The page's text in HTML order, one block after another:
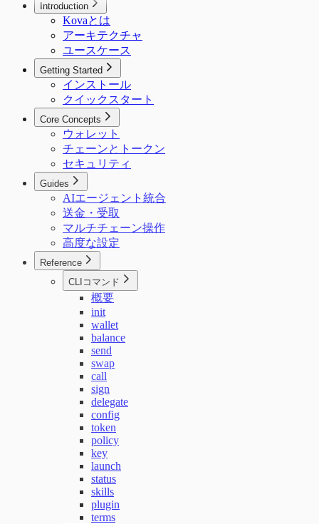
Introduction
Kovaとは
アーキテクチャ
ユースケース
Getting Started
インストール
クイックスタート
Core Concepts
ウォレット
チェーンとトークン
セキュリティ
Guides
AIエージェント統合
送金・受取
マルチチェーン操作
高度な設定
Reference
CLIコマンド
概要
init
wallet
balance
send
swap
call
sign
delegate
config
token
policy
key
launch
status
skills
plugin
terms